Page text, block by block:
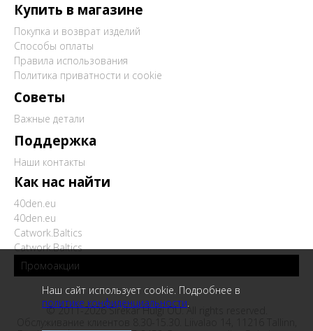
Наш сайт использует cookie. Подробнее в
политике конфиденциальности.
Купить в магазине
Покупка и возврат изделий
Способы оплаты
Правила использования
Политика приватности и cookie
Советы
Важные детали
Поддержка
Наши контакты
Как нас найти
40den.eu
40den.eu
Catwork.Baltics
Catwork.Baltics
Промоакции
© 2011-2026 Sirekar Hulgi OÜ. All rights reserved.